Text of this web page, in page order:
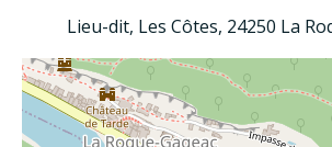
Lieu-dit, Les Côtes, 24250 La